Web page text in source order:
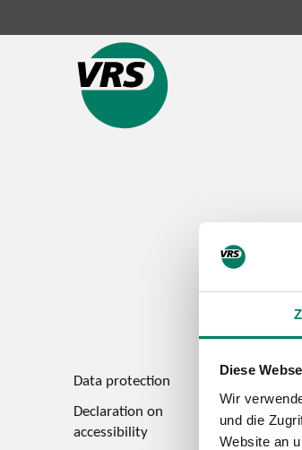
Diese
Wir
und die
Website an
Data protection
Declaration on
accessibility